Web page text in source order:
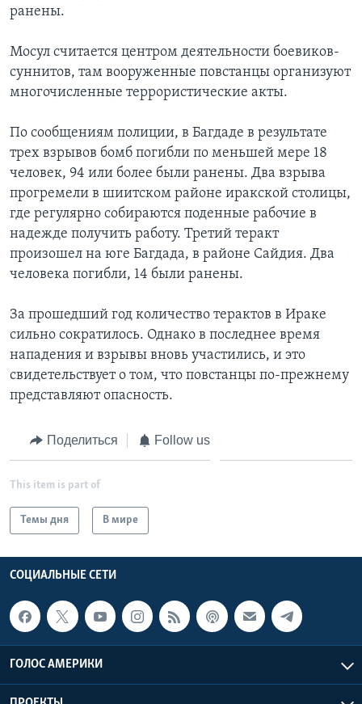
Learning English
СОЦИАЛЬНЫЕ СЕТИ
Языки
ранены.
Мосул считается центром деятельности боевиков-
суннитов, там вооруженные повстанцы организуют
многочисленные террористические акты.
По сообщениям полиции, в Багдаде в результате
трех взрывов бомб погибли по меньшей мере 18
человек, 94 или более были ранены. Два взрыва
прогремели в шиитском районе иракской столицы,
где регулярно собираются поденные рабочие в
надежде получить работу. Третий теракт
произошел на юге Багдада, в районе Сайдия. Два
человека погибли, 14 были ранены.
За прошедший год количество терактов в Ираке
сильно сократилось. Однако в последнее время
нападения и взрывы вновь участились, и это
свидетельствует о том, что повстанцы по-прежнему
представляют опасность.
Поделиться Follow us
This item is part of
Темы дня В мире
СОЦИАЛЬНЫЕ СЕТИ
ГОЛОС АМЕРИКИ